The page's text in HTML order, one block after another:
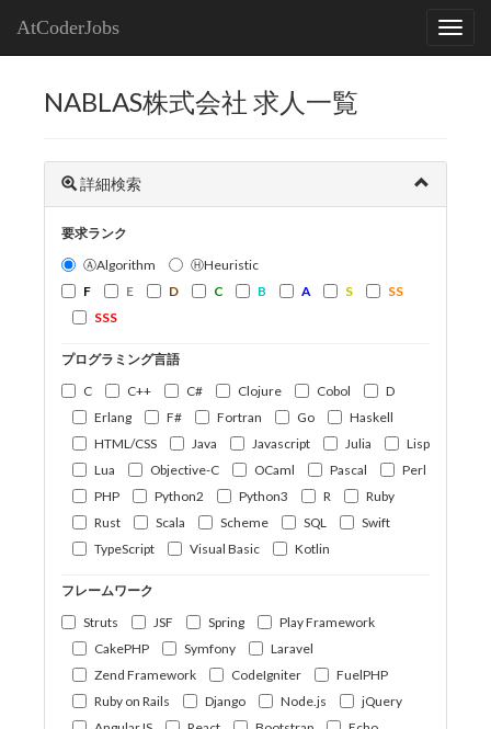
AtCoderJobs
NABLAS株式会社 求人一覧
詳細検索
要求ランク
ⒶAlgorithm
ⒽHeuristic
F
E D C B A S
SS
SSS
プログラミング言語
C
C++ C# Clojure Cobol
D
Erlang
F# Fortran Go
Haskell
HTML/CSS
Java Javascript Julia
Lisp
Lua
Objective-C OCaml Pascal
Perl
PHP
Python2 Python3 R
Ruby
Rust
Scala Scheme SQL
Swift
TypeScript
Visual Basic Kotlin
フレームワーク
Struts
JSF Spring
Play Framework
CakePHP
Symfony
Laravel
Zend Framework
CodeIgniter
FuelPHP
Ruby on Rails
Django Node.js
jQuery